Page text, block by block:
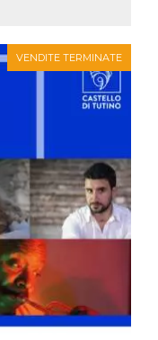
VENDITE TERMINATE